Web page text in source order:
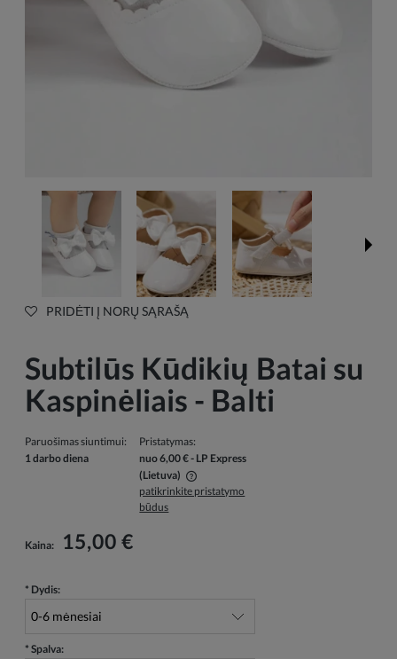
PRIDĖTI Į NORŲ SĄRAŠĄ
Subtilūs Kūdikių Batai su
Kaspinėliais - Balti
Paruošimas siuntimui:
1 darbo diena
Pristatymas:
nuo 6,00 €- LP Express
(Lietuva)
Į kainą neįskaičiuotos galimos mokėjimo išlaidos
patikrinkite pristatymo
būdus
Kaina: 15,00 €
* Dydis:
* Spalva: